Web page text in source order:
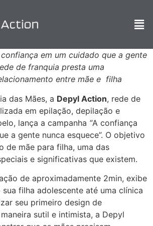
confiança em um cuidado que a gente
de franquia presta uma
entre mãe e filha
das Mães, a Depyl Action, rede de
em epilação, depilação e
lança a campanha “A confiança
a gente nunca esquece”. O objetivo
de mãe para filha, uma das
e significativas que existem.
de aproximadamente 2min, exibe
sua filha adolescente até uma clínica
seu primeiro design de
sutil e intimista, a Depyl